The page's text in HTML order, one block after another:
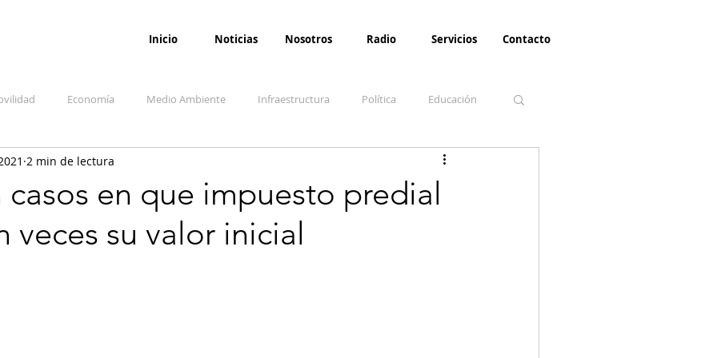
Inicio Noticias Nosotros Radio Servicios Contacto
Economía Medio Ambiente Infraestructura Política Educación
Salud Paz
y sociedad Denuncia Ciudadana Conflicto armado interno
casos en que impuesto predial
veces su valor inicial
2 min de lectura